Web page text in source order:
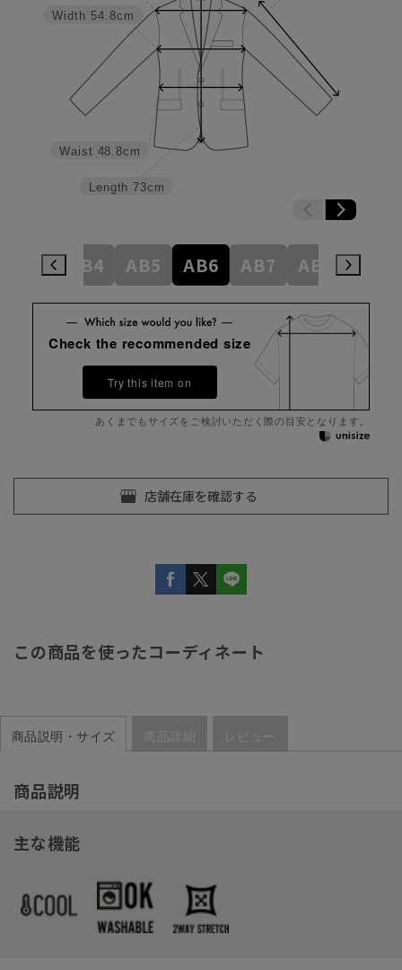
Length 73cm
Waist 48.8cm
Width 54.8cm
AB4 AB5 AB6 AB7 AB8
Check the recommended size
Try this item on
あくまでもサイズをご検討いただく際の目安となります。
この商品を使ったコーディネート
商品説明・サイズ 商品詳細 レビュー
商品説明
主な機能